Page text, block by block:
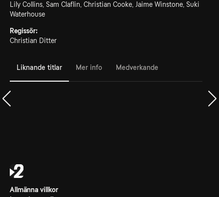
Lily Collins, Sam Claflin, Christian Cooke, Jaime Winstone, Suki
Waterhouse
Regissör:
Christian Ditter
Liknande titlar Mer info Medverkande
Allmänna villkor